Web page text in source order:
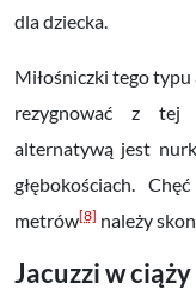
dla dziecka.
Miłośniczki tego
rezygnować z tej
alternatywą jest
głębokościach.
metrów[8] należy
Jacuzzi w ciąży